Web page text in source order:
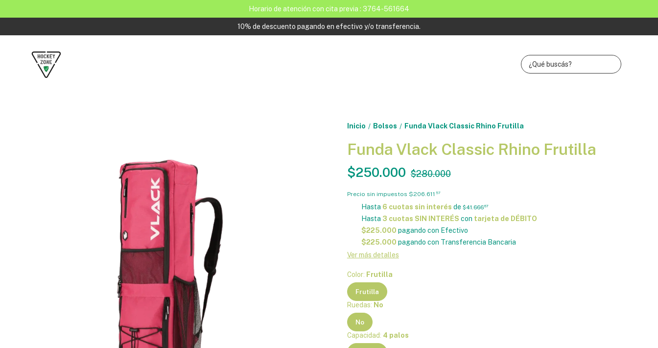
Horario de atención con cita previa : 3764-561664
10% de descuento pagando en efectivo y/o transferencia.
Inicio / Bolsos / Funda Vlack Classic Rhino Frutilla
Funda Vlack Classic Rhino Frutilla
$250.000 $280.000
Precio sin impuestos $206.611 57
Hasta 6 cuotas sin interés de $41.66667
Hasta 3 cuotas SIN INTERÉS con tarjeta de DÉBITO
$225.000 pagando con Efectivo
$225.000 pagando con Transferencia Bancaria
Ver más detalles
Color: Frutilla
Frutilla
Ruedas: No
No
Capacidad: 4 palos